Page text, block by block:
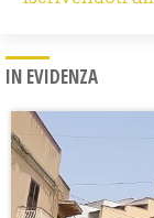
IN EVIDENZA